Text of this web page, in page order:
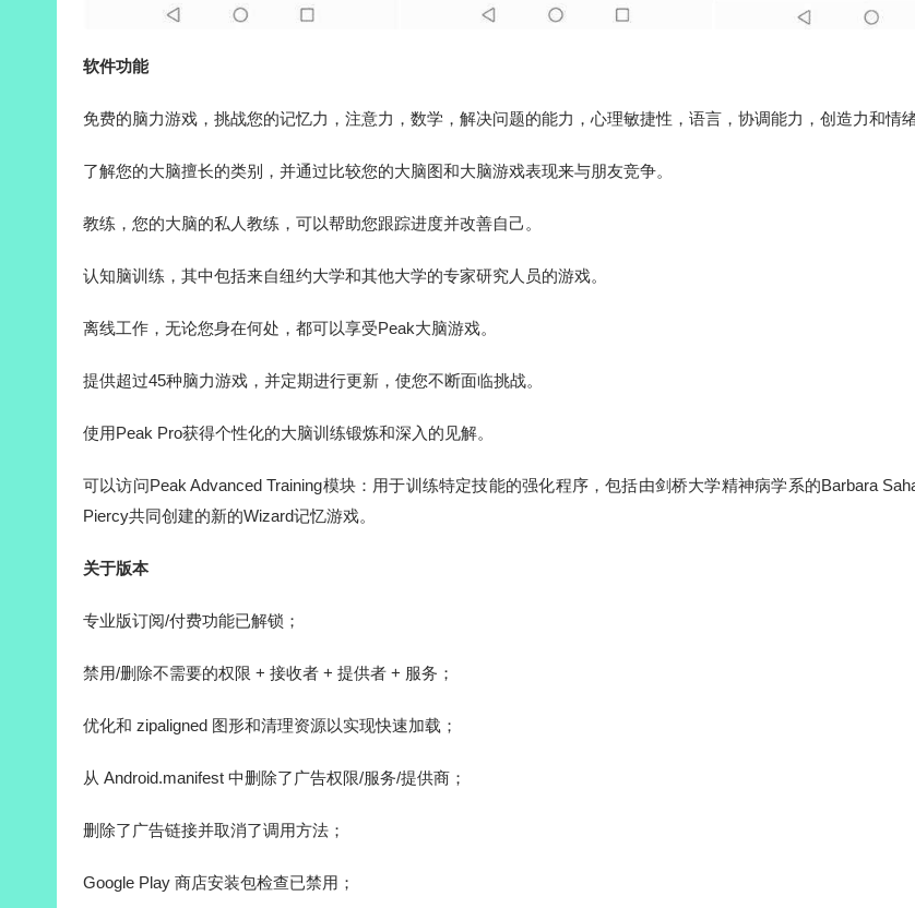
软件功能
免费的脑力游戏，挑战您的记忆力，注意力，数学，解决问题的能力，心理敏捷性，语言，协调能力，创造力和情绪
了解您的大脑擅长的类别，并通过比较您的大脑图和大脑游戏表现来与朋友竞争。
教练，您的大脑的私人教练，可以帮助您跟踪进度并改善自己。
认知脑训练，其中包括来自纽约大学和其他大学的专家研究人员的游戏。
离线工作，无论您身在何处，都可以享受Peak大脑游戏。
提供超过45种脑力游戏，并定期进行更新，使您不断面临挑战。
使用Peak Pro获得个性化的大脑训练锻炼和深入的见解。
可以访问Peak Advanced Training模块：用于训练特定技能的强化程序，包括由剑桥大学精神病学系的Barbara
Piercy共同创建的新的Wizard记忆游戏。
关于版本
专业版订阅/付费功能已解锁；
禁用/删除不需要的权限 + 接收者 + 提供者 + 服务；
优化和 zipaligned 图形和清理资源以实现快速加载；
从 Android.manifest 中删除了广告权限/服务/提供商；
删除了广告链接并取消了调用方法；
Google Play 商店安装包检查已禁用；